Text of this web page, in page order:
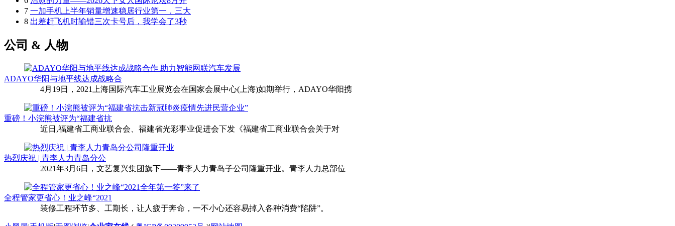
7 一加手机上半年销量增速稳居行业第一，三大
8 出差赶飞机时输错三次卡号后，我学会了3秒
公司 & 人物
ADAYO华阳与地平线达成战略合
4月19日，2021上海国际汽车工业展览会在国家会展中心(上海)如期举行，ADAYO华阳携
重磅！小浣熊被评为“福建省抗
近日,福建省工商业联合会、福建省光彩事业促进会下发《福建省工商业联合会关于对
热烈庆祝 | 青李人力青岛分公
2021年3月6日，文艺复兴集团旗下——青李人力青岛子公司隆重开业。青李人力总部位
全程管家更省心！业之峰“2021
装修工程环节多、工期长，让人疲于奔命，一不小心还容易掉入各种消费“陷阱”。